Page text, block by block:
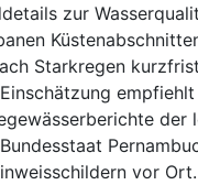
zur
Starkregen
der
vor Ort.